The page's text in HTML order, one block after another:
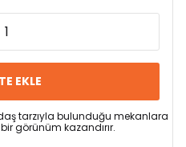
EKLE
tarzıyla bulunduğu mekanlara
görünüm kazandırır.